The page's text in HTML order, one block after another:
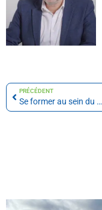
PRÉCÉDENT
Se former au sein du réseau Logistique Seine Normandie